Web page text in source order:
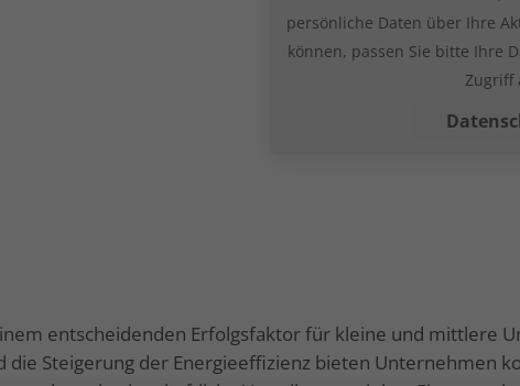
persönliche Daten über Ihre
können, passen Sie bitte Ihre
Zugriff
entscheidenden Erfolgsfaktor für kleine und mittlere
die Steigerung der Energieeffizienz bieten Unternehmen